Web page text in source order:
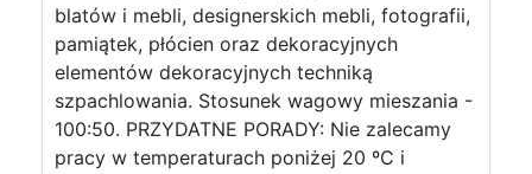
blatów i mebli, designerskich mebli, fotografii,
pamiątek, płócien oraz dekoracyjnych
elementów dekoracyjnych techniką
szpachlowania. Stosunek wagowy mieszania -
100:50. PRZYDATNE PORADY: Nie zalecamy
pracy w temperaturach poniżej 20 ºC i